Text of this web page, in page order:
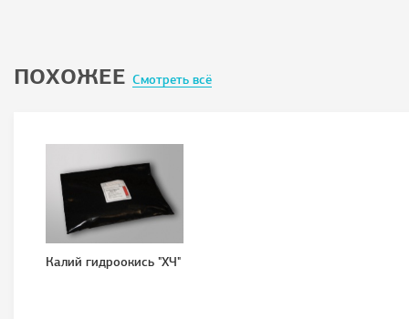
ПОХОЖЕЕ Смотреть всё
Калий гидроокись "ХЧ"